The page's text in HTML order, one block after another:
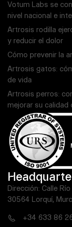
Votum Labs se
nivel nacional e
Artrosis rodilla
y reducir el dolor
Cómo prevenir la
Artrosis gatos:
de vida
Artrosis perros:
mejorar su calidad
Dirección: Calle Río
30564 Lorquí,
+34 633 86